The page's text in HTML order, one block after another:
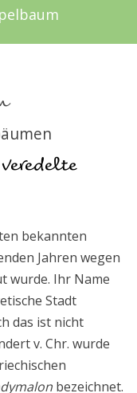
bekannten
Jahren wegen
wurde. Ihr Name
Stadt
das ist nicht
v. Chr. wurde
bezeichnet.